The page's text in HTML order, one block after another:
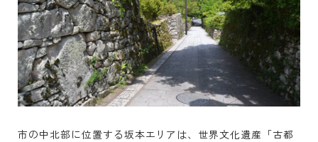
市の中北部に位置する坂本エリアは、世界文化遺産「古都